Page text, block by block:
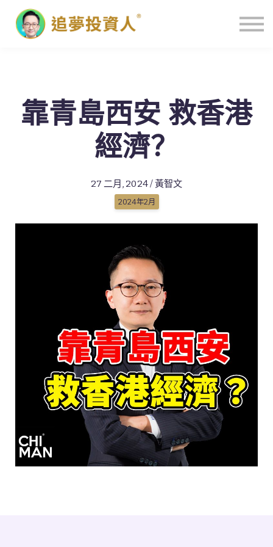
主頁
靠青島西安 救香港
經濟？
27 二月, 2024 / 黃智文
2024年2月